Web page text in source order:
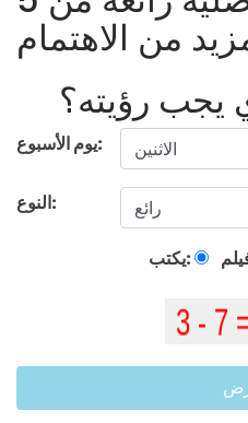
من الاهتمام
يجب رؤيته؟
يوم الأسبوع:
النوع:
يكتب: